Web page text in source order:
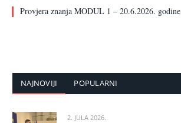
Provjera znanja MODUL 1 – 20.6.2026. godine
NAJNOVIJI POPULARNI
2. JULA 2026.